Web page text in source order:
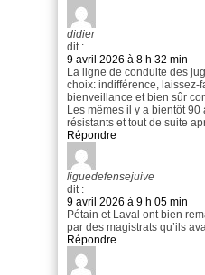
didier
dit :
9 avril 2026 à 8 h 32 min
La ligne de conduite des
choix: indifférence, laissez-
bienveillance et bien sûr
Les mêmes il y a bientôt
résistants et tout de suite
Répondre
liguedefensejuive
dit :
9 avril 2026 à 9 h 05 min
Pétain et Laval ont bien
par des magistrats qu’ils
Répondre